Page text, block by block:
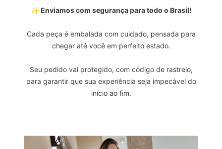
✨ Enviamos com segurança para todo o Brasil!
Cada peça é embalada com cuidado, pensada para
chegar até você em perfeito estado.
Seu pedido vai protegido, com código de rastreio,
para garantir que sua experiência seja impecável do
início ao fim.